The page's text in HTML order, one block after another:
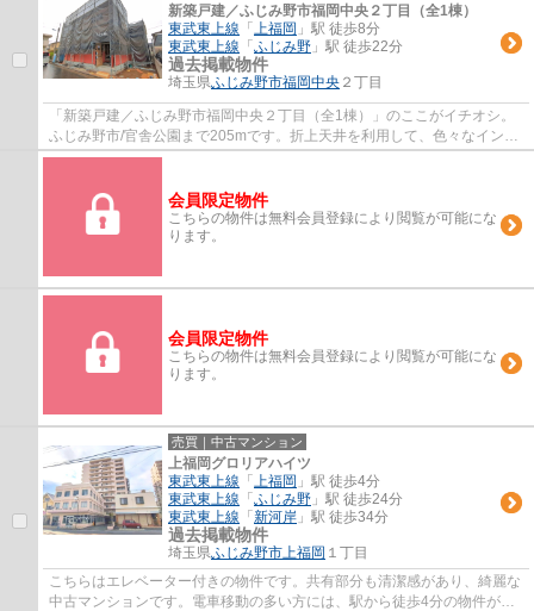
新築戸建／ふじみ野市福岡中央２丁目（全1棟）
東武東上線 「 上福岡 」駅 徒歩8分
東武東上線 「 ふじみ野 」駅 徒歩22分
過去掲載物件
埼玉県ふじみ野市福岡中央 ２丁目
「新築戸建／ふじみ野市福岡中央２丁目（全1棟）」のここがイチオシ。
ふじみ野市/官舎公園まで205mです。折上天井を利用して、色々なインテ
リアを楽しむ事が出来ます。内外装共に綺麗...
会員限定物件
こちらの物件は無料会員登録により閲覧が可能にな
ります。
会員限定物件
こちらの物件は無料会員登録により閲覧が可能にな
ります。
売買｜中古マンション
上福岡グロリアハイツ
東武東上線 「 上福岡 」駅 徒歩4分
東武東上線 「 ふじみ野 」駅 徒歩24分
東武東上線 「 新河岸 」駅 徒歩34分
過去掲載物件
埼玉県ふじみ野市上福岡 １丁目
こちらはエレベーター付きの物件です。共有部分も清潔感があり、綺麗な
中古マンションです。電車移動の多い方には、駅から徒歩4分の物件がお